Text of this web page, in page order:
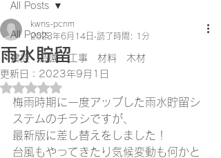
All Posts
建設 造園 工事 材料 木材
All Posts
雨水貯留
kwns-pcnm
2023年6月14日 読了時間: 1分
更新日： 2023年9月1日
5つ星のうちNaNと評価されています。
梅雨時期に一度アップした雨水貯留シ
ステムのチラシですが、
最新版に差し替えをしました！
台風もやってきたり気候変動も何かと